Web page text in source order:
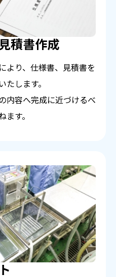
積書作成
より、仕様書、見積書を
たします。
内容へ完成に近づけるべ
ます。